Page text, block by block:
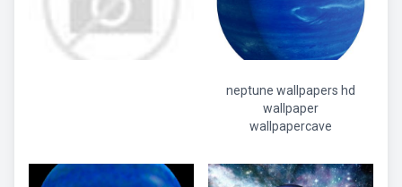
neptune wallpapers hd
wallpaper
wallpapercave